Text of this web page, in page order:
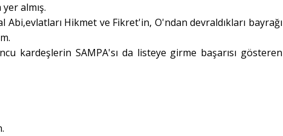
almış.
Hikmet ve Fikret'in, O'ndan devraldıkları bayrağı
kardeşlerin SAMPA'sı da listeye girme başarısı gösteren